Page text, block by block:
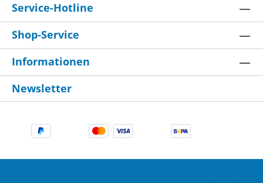
Service-Hotline
Shop-Service
Informationen
Newsletter